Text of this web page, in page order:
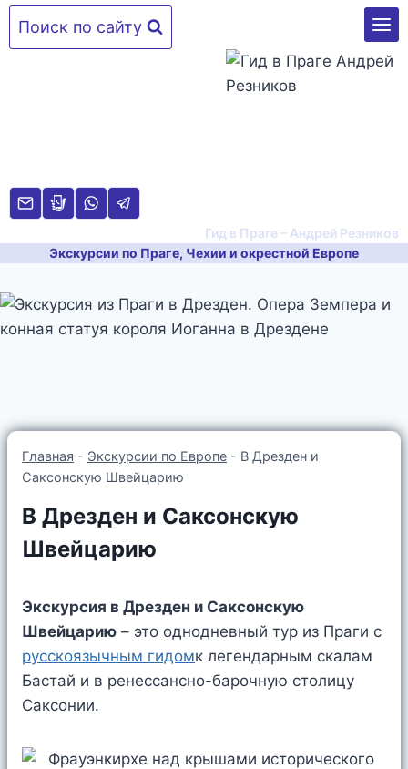
Перейти
Поиск по сайту
Гид в Праге – Андрей Резников
Экскурсии по Праге, Чехии и окрестной Европе
Главная - Экскурсии по Европе - В Дрезден и
Саксонскую Швейцарию
В Дрезден и Саксонскую
Швейцарию
Экскурсия в Дрезден и Саксонскую
Швейцарию – это однодневный тур из Праги с
русскоязычным гидомк легендарным скалам
Бастай и в ренессансно-барочную столицу
Саксонии.